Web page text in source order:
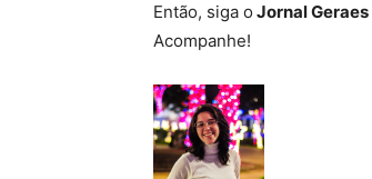
Então, siga o Jornal Geraes
Acompanhe!